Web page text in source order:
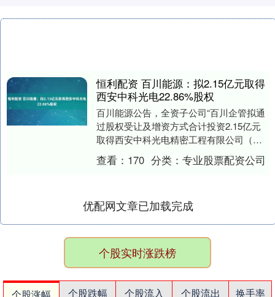
恒利配资 百川能源：拟2.15亿元取得
西安中科光电22.86%股权
百川能源公告，全资子公司“百川企管拟通
过股权受让及增资方式合计投资2.15亿元
取得西安中科光电精密工程有限公司（以
下简称“西安中科光电”或“标的公司”）
22.8....
查看： 170 分类：专业股票配资公司
优配网文章已加载完成
个股实时涨跌榜
个股跌幅 个股流入 个股流出
换手率